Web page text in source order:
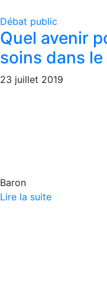
Débat public
Quel avenir
soins dans le
23 juillet 2019
Baron
Lire la suite